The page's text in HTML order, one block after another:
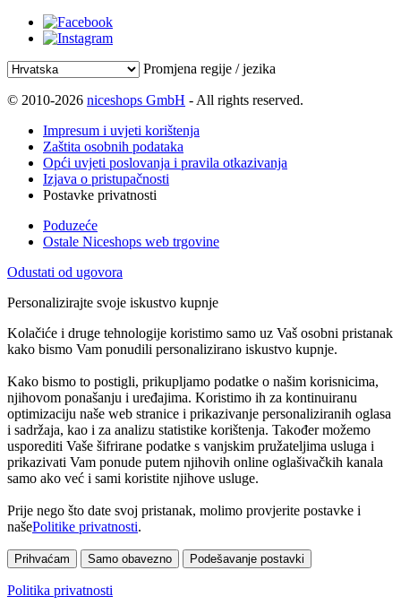
Promjena regije / jezika
© 2010-2026 niceshops GmbH - All rights reserved.
Impresum i uvjeti korištenja
Zaštita osobnih podataka
Opći uvjeti poslovanja i pravila otkazivanja
Izjava o pristupačnosti
Postavke privatnosti
Poduzeće
Ostale Niceshops web trgovine
Odustati od ugovora
Personalizirajte svoje iskustvo kupnje
Kolačiće i druge tehnologije koristimo samo uz Vaš osobni pristanak
kako bismo Vam ponudili personalizirano iskustvo kupnje.
Kako bismo to postigli, prikupljamo podatke o našim korisnicima,
njihovom ponašanju i uređajima. Koristimo ih za kontinuiranu
optimizaciju naše web stranice i prikazivanje personaliziranih oglasa
i sadržaja, kao i za analizu statistike korištenja. Također možemo
usporediti Vaše šifrirane podatke s vanjskim pružateljima usluga i
prikazivati Vam ponude putem njihovih online oglašivačkih kanala
samo ako već i sami koristite njihove usluge.
Prije nego što date svoj pristanak, molimo provjerite postavke i
našePolitike privatnosti.
Prihvaćam Samo obavezno Podešavanje postavki
Politika privatnosti